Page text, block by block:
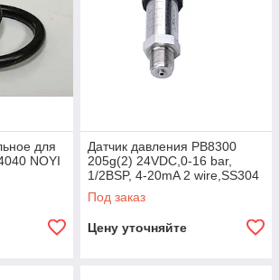
для
NOYI
Датчик давления PB8300
205g(2) 24VDC,0-16 bar,
1/2BSP, 4-20mA 2 wire,SS304
Под заказ
Цену уточняйте